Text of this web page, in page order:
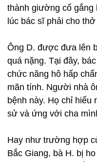
thành giường cố
lúc bác sĩ phải cho
Ông D. được đưa lên
quá nặng. Tại đây,
chức năng hô hấp
mãn tính. Người nhà
bệnh này. Họ chỉ hiểu
sử và ứng với cha
Hay như trường hợp
Bắc Giang, bà H. bị